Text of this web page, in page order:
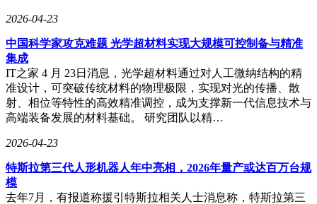
2026-04-23
中国科学家攻克难题 光学超材料实现大规模可控制备与精准
集成
IT之家 4 月 23日消息，光学超材料通过对人工微纳结构的精
准设计，可突破传统材料的物理极限，实现对光的传播、散
射、相位等特性的高效精准调控，成为支撑新一代信息技术与
高端装备发展的材料基础。 研究团队以精…
2026-04-23
特斯拉第三代人形机器人年中亮相，2026年量产或达百万台规
模
去年7月，有报道称援引特斯拉相关人士消息称，特斯拉第三